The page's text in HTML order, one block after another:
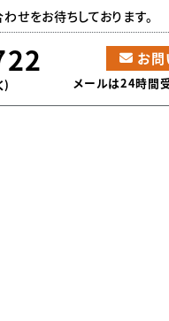
せをお待ちしております。
)
お問
メールは24時間受